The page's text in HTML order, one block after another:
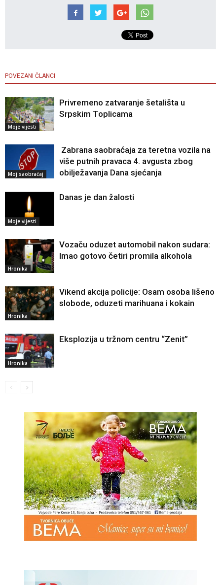
POVEZANI ČLANCI
Moje vijesti
Privremeno zatvaranje šetališta u
Srpskim Toplicama
Moj saobraćaj
Zabrana saobraćaja za teretna vozila na
više putnih pravaca 4. avgusta zbog
obilježavanja Dana sjećanja
Moje vijesti
Danas je dan žalosti
Hronika
Vozaču oduzet automobil nakon sudara:
Imao gotovo četiri promila alkohola
Hronika
Vikend akcija policije: Osam osoba lišeno
slobode, oduzeti marihuana i kokain
Hronika
Eksplozija u tržnom centru “Zenit”